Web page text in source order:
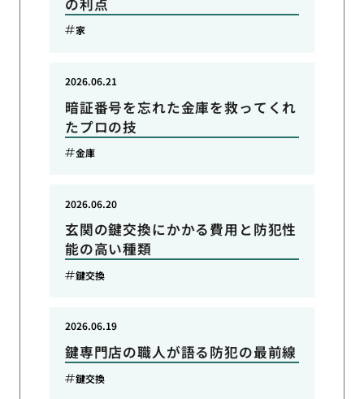
の利点
家
暗証番号を忘れた金庫を救ってくれ
たプロの技
2026.06.21
金庫
玄関の鍵交換にかかる費用と防犯性
能の高い種類
2026.06.20
鍵交換
鍵専門店の職人が語る防犯の最前線
2026.06.19
鍵交換